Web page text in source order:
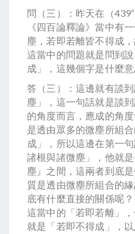
問（三）：昨天在（
《四百論釋論》當中有
塵，若即若離皆不得成
這當中的問題就是問到
成」，這幾個字是什麼意
答（三）：這邊就有談
塵」，這一句話就是談
的角度而言，應成的角
是透由眾多的微塵所組
成」，所以這邊在第一
諸根與諸微塵」，他就
塵』之間，這兩者到底
質是透由微塵所組合的
底有什麼直接的關係呢
這當中的「若即若離」
就是「若即不得成」，